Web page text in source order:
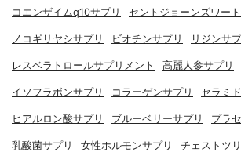
コエンザイムq10サプリ セントジョーンズワート
ノコギリヤシサプリ ビオチンサプリ リジンサ
レスベラトロールサプリメント 高麗人参サプリ
イソフラボンサプリ コラーゲンサプリ セラミ
ヒアルロン酸サプリ ブルーベリーサプリ プラ
乳酸菌サプリ 女性ホルモンサプリ チェストツ